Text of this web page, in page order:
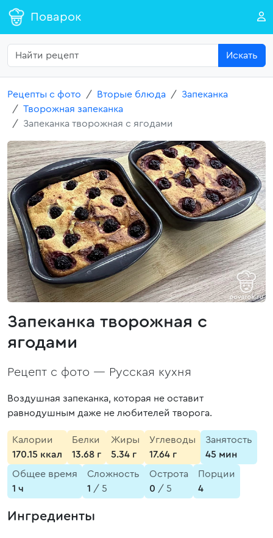
Поварок
Искать
Рецепты с фото Вторые блюда
Запеканка
Творожная запеканка
Запеканка творожная с ягодами
Запеканка творожная с
ягодами
Рецепт с фото — Русская кухня
Воздушная запеканка, которая не оставит
равнодушным даже не любителей творога.
Калории
170.15 ккал
Белки
13.68 г
Жиры
5.34 г
Углеводы
17.64 г
Занятость
45 мин
Общее время
1 ч
Сложность
1 / 5
Острота
0 / 5
Порции
4
Ингредиенты